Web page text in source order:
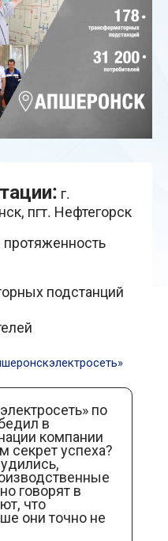
г.
пгт. Нефтегорск
подстанций
по
в
компании
секрет успеха?
говорят в
что
они точно не